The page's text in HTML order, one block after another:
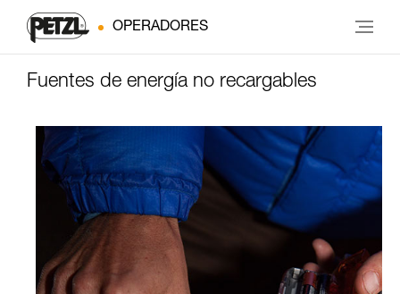
OPERADORES
Fuentes de energía no recargables